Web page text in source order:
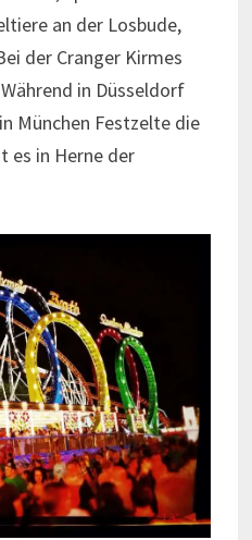
an der Losbude,
der Cranger Kirmes
in Düsseldorf
München Festzelte die
es in Herne der